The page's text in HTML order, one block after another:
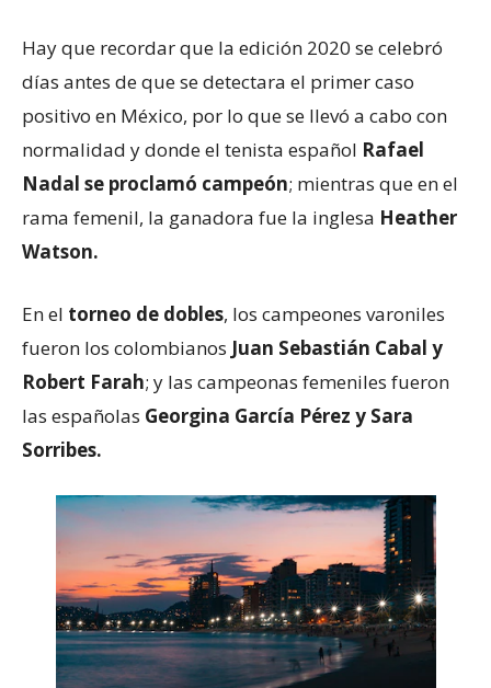
Hay que recordar que la edición 2020 se celebró
días antes de que se detectara el primer caso
positivo en México, por lo que se llevó a cabo con
normalidad y donde el tenista español Rafael
Nadal se proclamó campeón; mientras que en el
rama femenil, la ganadora fue la inglesa Heather
Watson.
En el torneo de dobles, los campeones varoniles
fueron los colombianos Juan Sebastián Cabal y
Robert Farah; y las campeonas femeniles fueron
las españolas Georgina García Pérez y Sara
Sorribes.